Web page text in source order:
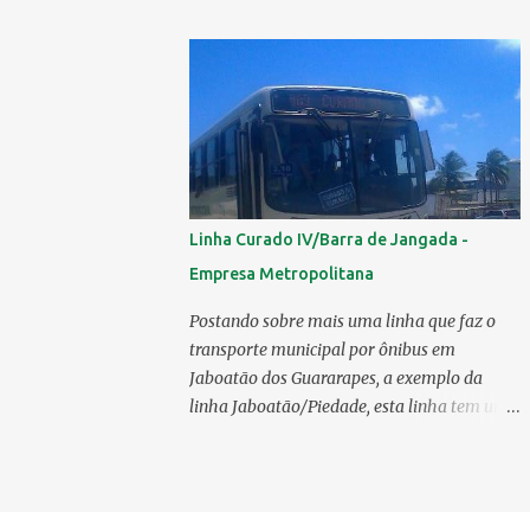
Apache VIP e o Millenium, líderes de venda
da Caio 1. CAIO Induscar 6.138 2. Marcopolo
2.572 3. Mascarello 1.026 4. Comil 16 5.
Neobus/Ciferal 4 Estas são associadas a
FABUS - Associação Nacional dos
Fabricantes de Ônibus , a Volare, que não faz
parte da associação, fabricou neste ano, 327
modelos urbanos. O que aconteceu com a
Comil ? A Comil vem de um processo de
recuperação judicial e fechamento de filial, o
que em 2025 fez com que a encarroçadora
só produzisse 16 unidades de ônibus
Linha Curado IV/Barra de Jangada -
Empresa Metropolitana
Postando sobre mais uma linha que faz o
transporte municipal por ônibus em
Jaboatão dos Guararapes, a exemplo da
linha Jaboatão/Piedade, esta linha tem um